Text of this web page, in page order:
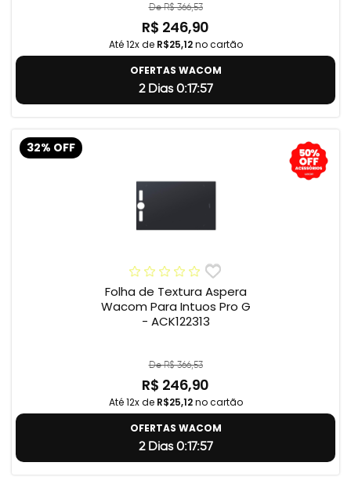
De R$ 366,53
R$ 246,90
Até 12x de R$25,12no cartão
OFERTAS WACOM
2 Dias 0:17:56
32% OFF
Folha de Textura Aspera
Wacom Para Intuos Pro G
- ACK122313
De R$ 366,53
R$ 246,90
Até 12x de R$25,12no cartão
OFERTAS WACOM
2 Dias 0:17:56